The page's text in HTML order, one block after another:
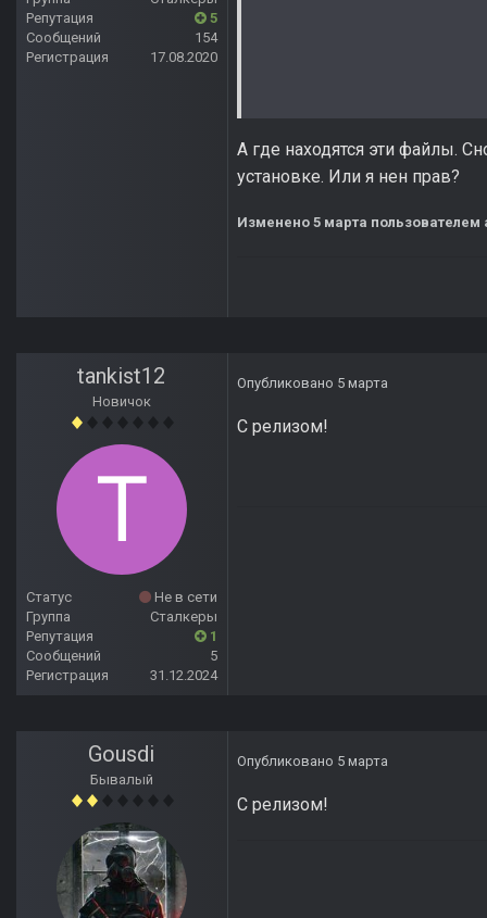
Репутация
5
Сообщений
154
Регистрация
17.08.2020
А где находятся эти файлы.
установке. Или я нен прав?
Изменено 5 марта пользователем
tankist12
Новичок
Статус
Не в сети
Группа
Сталкеры
Репутация
1
Сообщений
5
Регистрация
31.12.2024
Опубликовано 5 марта
С релизом!
Gousdi
Бывалый
Опубликовано 5 марта
С релизом!